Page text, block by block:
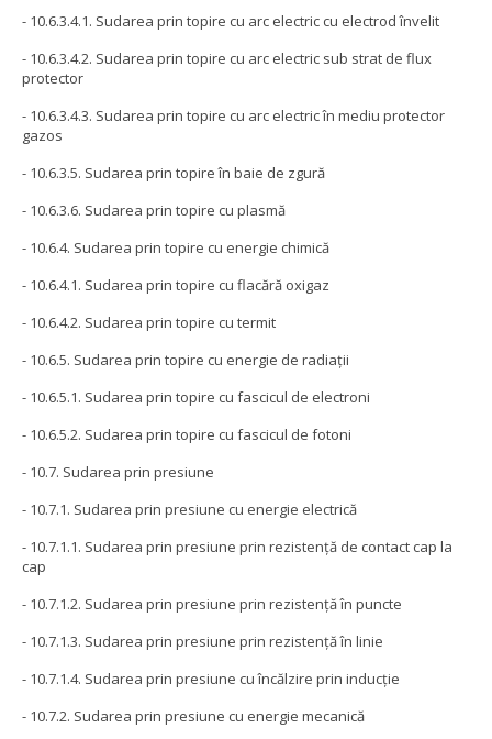
- 10.6.3.4.1. Sudarea prin topire cu arc electric cu electrod învelit
- 10.6.3.4.2. Sudarea prin topire cu arc electric sub strat de flux
protector
- 10.6.3.4.3. Sudarea prin topire cu arc electric în mediu protector
gazos
- 10.6.3.5. Sudarea prin topire în baie de zgură
- 10.6.3.6. Sudarea prin topire cu plasmă
- 10.6.4. Sudarea prin topire cu energie chimică
- 10.6.4.1. Sudarea prin topire cu flacără oxigaz
- 10.6.4.2. Sudarea prin topire cu termit
- 10.6.5. Sudarea prin topire cu energie de radiaţii
- 10.6.5.1. Sudarea prin topire cu fascicul de electroni
- 10.6.5.2. Sudarea prin topire cu fascicul de fotoni
- 10.7. Sudarea prin presiune
- 10.7.1. Sudarea prin presiune cu energie electrică
- 10.7.1.1. Sudarea prin presiune prin rezistenţă de contact cap la
cap
- 10.7.1.2. Sudarea prin presiune prin rezistenţă în puncte
- 10.7.1.3. Sudarea prin presiune prin rezistenţă în linie
- 10.7.1.4. Sudarea prin presiune cu încălzire prin inducţie
- 10.7.2. Sudarea prin presiune cu energie mecanică